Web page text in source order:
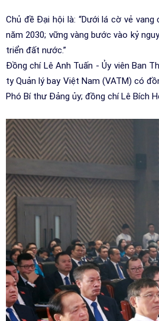
Chủ đề Đại hội là: “Dưới lá cờ vẻ
năm 2030; vững vàng bước vào kỷ
triển đất nước.”
Đồng chí Lê Anh Tuấn - Ủy viên Ban
ty Quản lý bay Việt Nam (VATM) có
Phó Bí thư Đảng ủy; đồng chí Lê Bích